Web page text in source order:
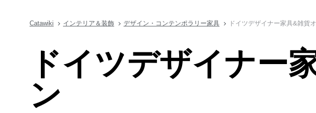
Catawiki インテリア＆装飾 デザイン・コンテンポラリー家具 ドイツデザイナー家具&雑貨
ドイツデザイナー
ン